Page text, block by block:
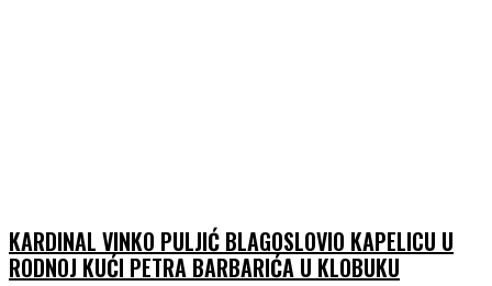
KARDINAL VINKO PULJIĆ BLAGOSLOVIO KAPELICU U
RODNOJ KUĆI PETRA BARBARIĆA U KLOBUKU